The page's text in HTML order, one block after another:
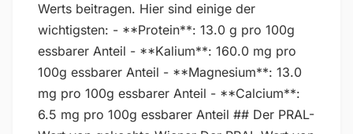
Werts beitragen. Hier sind einige der
wichtigsten: - **Protein**: 13.0 g pro 100g
essbarer Anteil - **Kalium**: 160.0 mg pro
100g essbarer Anteil - **Magnesium**: 13.0
mg pro 100g essbarer Anteil - **Calcium**:
6.5 mg pro 100g essbarer Anteil ## Der PRAL-